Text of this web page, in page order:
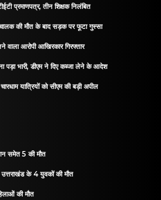
प्रमाणपत्र, तीन शिक्षक निलंबित
की मौत के बाद सड़क पर फूटा गुस्सा
आरोपी आखिरकार गिरफ्तार
पड़ा भारी, डीएम ने दिए कब्जा लेने के आदेश
यात्रियों को सीएम की बड़ी अपील
समेत 5 की मौत
उत्तराखंड के 4 युवकों की मौत
की मौत